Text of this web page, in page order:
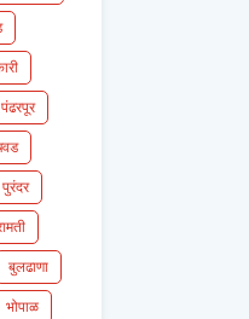
पंढरपूर
पुरंदर
बुलढाणा
भोपाळ